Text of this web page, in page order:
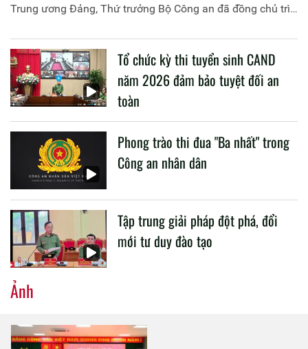
Trung ương Đảng, Thứ trưởng Bộ Công an đã đồng chủ trì
liên quan đến công tác giáo dục và đào tạo của lực lượng
CAND.
Tổ chức kỳ thi tuyển sinh CAND
năm 2026 đảm bảo tuyệt đối an
toàn
Phong trào thi đua "Ba nhất" trong
Công an nhân dân
Tập trung giải pháp đột phá, đổi
mới tư duy đào tạo
Ảnh